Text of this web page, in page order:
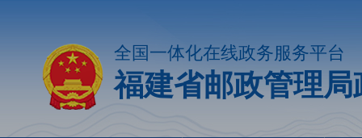
全国一体化在线政务服务平台
福建省邮政管理